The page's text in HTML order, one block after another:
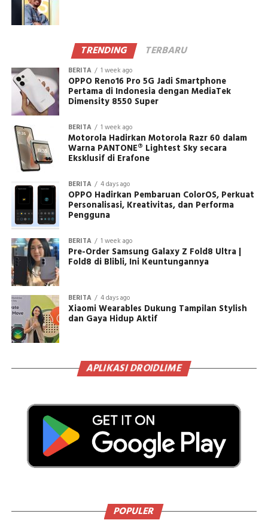
TRENDING TERBARU
BERITA 1 week ago
OPPO Reno16 Pro 5G Jadi Smartphone
Pertama di Indonesia dengan MediaTek
Dimensity 8550 Super
BERITA 1 week ago
Motorola Hadirkan Motorola Razr 60 dalam
Warna PANTONE® Lightest Sky secara
Eksklusif di Erafone
BERITA 4 days ago
OPPO Hadirkan Pembaruan ColorOS, Perkuat
Personalisasi, Kreativitas, dan Performa
Pengguna
BERITA 1 week ago
Pre-Order Samsung Galaxy Z Fold8 Ultra |
Fold8 di Blibli, Ini Keuntungannya
BERITA 4 days ago
Xiaomi Wearables Dukung Tampilan Stylish
dan Gaya Hidup Aktif
APLIKASI DROIDLIME
POPULER